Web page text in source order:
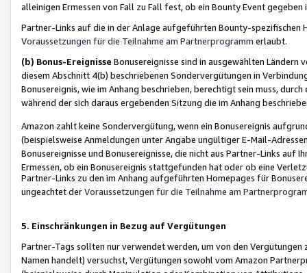
alleinigen Ermessen von Fall zu Fall fest, ob ein Bounty Event
Partner-Links auf die in der Anlage aufgeführten Bounty-spezifischen
Voraussetzungen für die Teilnahme am Partnerprogramm erlaubt.
(b) Bonus-Ereignisse Bonusereignisse sind in ausgewählten Ländern
diesem Abschnitt 4(b) beschriebenen Sondervergütungen in
Bonusereignis, wie im Anhang beschrieben, berechtigt sein muss,
während der sich daraus ergebenden Sitzung die im Anhang
Amazon zahlt keine Sondervergütung, wenn ein Bonusereignis
(beispielsweise Anmeldungen unter Angabe ungültiger E-Mail-
Bonusereignisse und Bonusereignisse, die nicht aus Partner-Links auf
Ermessen, ob ein Bonusereignis stattgefunden hat oder ob eine
Partner-Links zu den im Anhang aufgeführten Homepages für
ungeachtet derVoraussetzungen für die Teilnahme am
5. Einschränkungen in Bezug auf Vergütungen
Partner-Tags sollten nur verwendet werden, um von den
Namen handelt) versuchst, Vergütungen sowohl vom Amazon